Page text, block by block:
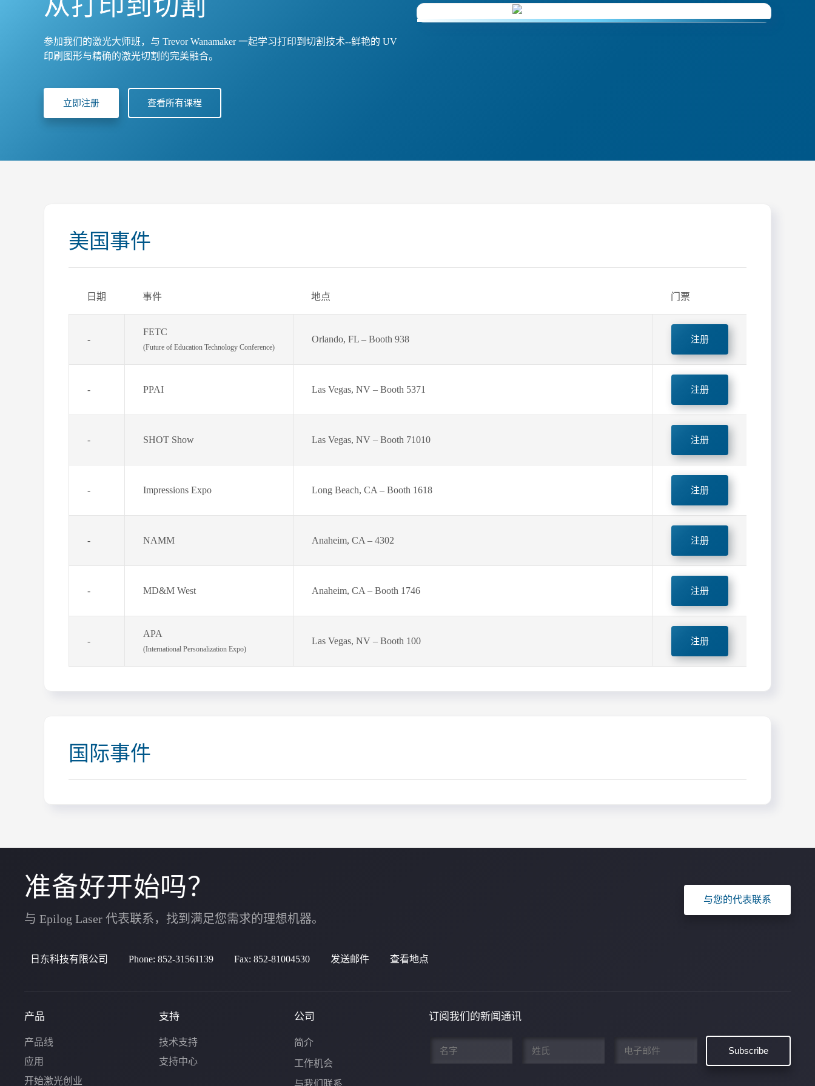
从打印到切割
参加我们的激光大师班，与 Trevor Wanamaker 一起学习打印到切割技术--鲜艳的 UV
印刷图形与精确的激光切割的完美融合。
立即注册 查看所有课程
美国事件
日期 事件 地点 门票
-
FETC
(Future of Education Technology Conference)
Orlando, FL – Booth 938 注册
- PPAI Las Vegas, NV – Booth 5371 注册
- SHOT Show Las Vegas, NV – Booth 71010 注册
- Impressions Expo Long Beach, CA – Booth 1618 注册
- NAMM Anaheim, CA – 4302 注册
- MD&M West Anaheim, CA – Booth 1746 注册
-
APA
(International Personalization Expo)
Las Vegas, NV – Booth 100 注册
国际事件
准备好开始吗？
与 Epilog Laser 代表联系，找到满足您需求的理想机器。
与您的代表联系
日东科技有限公司 Phone: 852-31561139 Fax: 852-81004530 发送邮件 查看地点
产品
产品线
应用
开始激光创业
支持
技术支持
支持中心
公司
简介
工作机会
与我们联系
订阅我们的新闻通讯